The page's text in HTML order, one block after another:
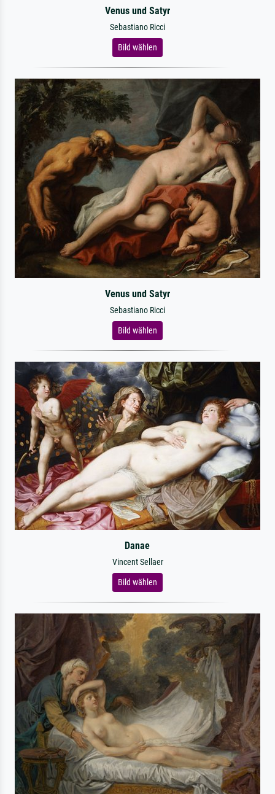
Venus und Satyr
Sebastiano Ricci
Bild wählen
Venus und Satyr
Sebastiano Ricci
Bild wählen
Danae
Vincent Sellaer
Bild wählen